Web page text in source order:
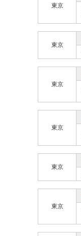
東京
東京
東京
東京
東京
東京